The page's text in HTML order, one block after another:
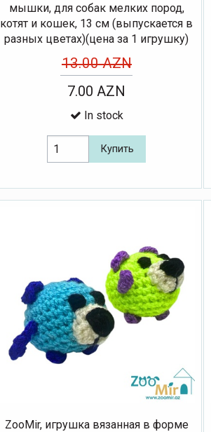
мышки, для собак мелких пород,
котят и кошек, 13 см (выпускается в
разных цветах)(цена за 1 игрушку)
13.00 AZN
7.00 AZN
In stock
Купить
ZooMir, игрушка вязанная в форме